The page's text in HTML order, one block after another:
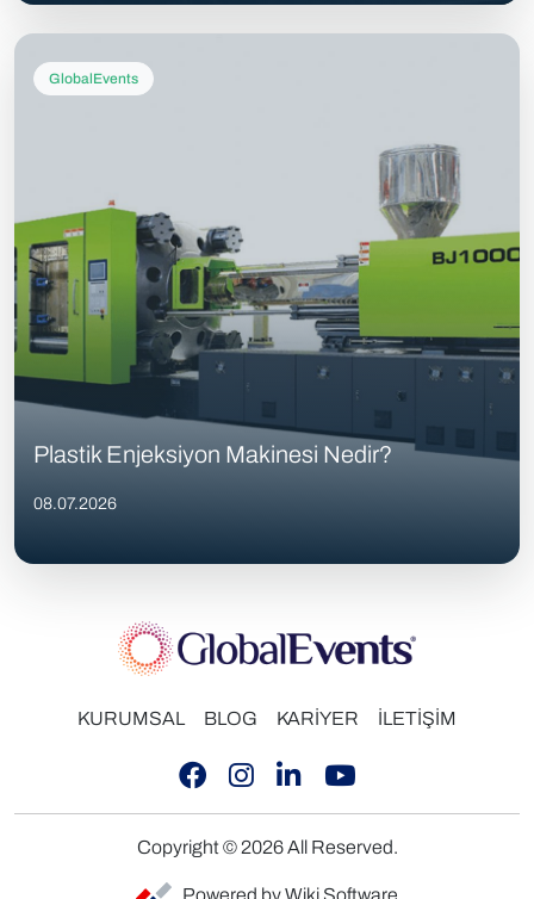
GlobalEvents
Plastik Enjeksiyon Makinesi Nedir?
08.07.2026
KURUMSAL BLOG KARİYER İLETİŞİM
Copyright © 2026 All Reserved.